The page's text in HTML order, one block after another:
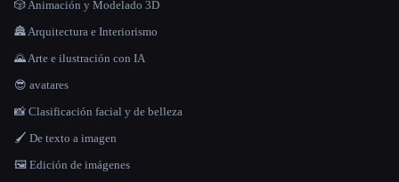
🎲 Animación y Modelado 3D
🏯 Arquitectura e Interiorismo
🌄 Arte e ilustración con IA
😎 avatares
📸 Clasificación facial y de belleza
🖌️ De texto a imagen
🖼️ Edición de imágenes